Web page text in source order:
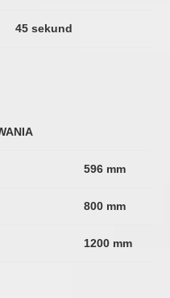
45 sekund
596 mm
800 mm
1200 mm